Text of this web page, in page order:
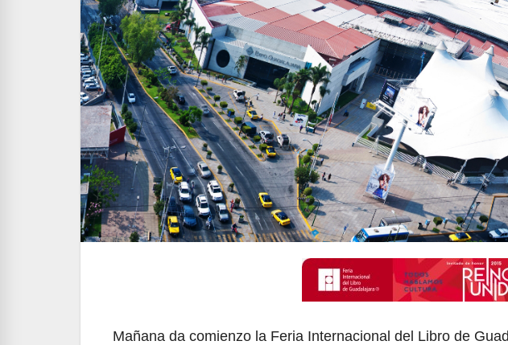
Mañana da comienzo la Feria Internacional del Libro de